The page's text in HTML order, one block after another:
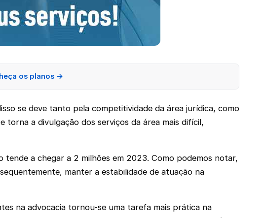
os planos →
se deve tanto pela competitividade da área jurídica, como
torna a divulgação dos serviços da área mais difícil,
tende a chegar a 2 milhões em 2023. Como podemos notar,
manter a estabilidade de atuação na
na advocacia tornou-se uma tarefa mais prática na